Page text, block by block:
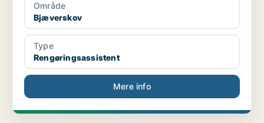
Område
Bjæverskov
Type
Rengøringsassistent
Mere info